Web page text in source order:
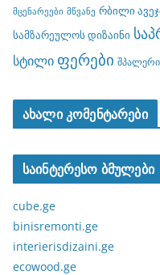
მცენარეები მწვანე რბილი
სამზარეულოს დიზაინი
სტილი ფერები შპალერი
ახალი კომენტარები
საინტერესო ბმულები
cube.ge
binisremonti.ge
interierisdizaini.ge
ecowood.ge